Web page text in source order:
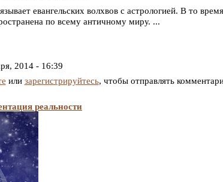
евангельских волхвов с астрологией. В то
по всему античному миру. ...
2014 - 16:39
или зарегистрируйтесь, чтобы отправлять
реальности